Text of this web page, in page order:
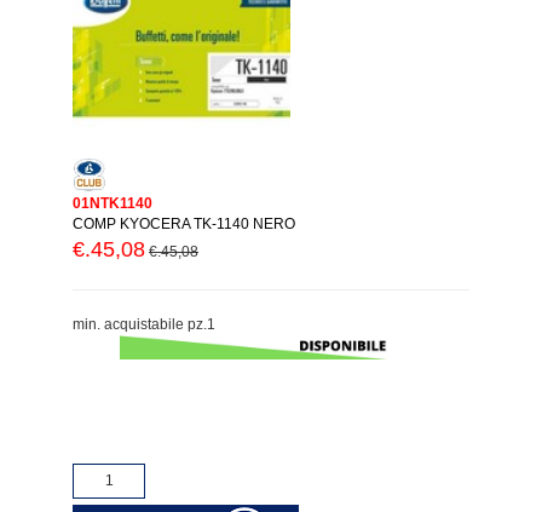
01NTK1140
COMP KYOCERA TK-1140 NERO
€.45,08 €.45,08
min. acquistabile pz.1